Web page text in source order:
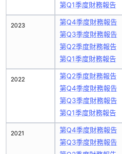
2023
2022
2021
第Q1季度財務報告
第Q4季度財務報告
第Q3季度財務報告
第Q2季度財務報告
第Q1季度財務報告
第Q2季度財務報告
第Q4季度財務報告
第Q3季度財務報告
第Q1季度財務報告
第Q4季度財務報告
第Q3季度財務報告